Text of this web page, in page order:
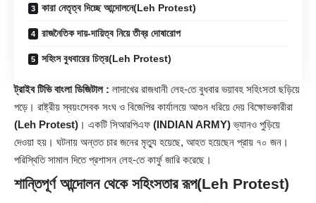
কারা নেতৃত্ব দিচ্ছে আন্দোলনে(Leh Protest)
রাজনৈতিক দায়-দায়িত্ব নিয়ে তীব্র দোষারোপ
সহিংস বুধবারের চিত্র(Leh Protest)
ট্রাইব টিভি বাংলা ডিজিটাল : লাদাখের রাজধানী লেহ-তে বুধবার ভয়াবহ সহিংসতা ছড়িয়ে
পড়ে। রাষ্ট্রীয় স্বয়ংসেবক সংঘ ও বিজেপির কার্যালয়ে আগুন ধরিয়ে দেয় বিক্ষোভকারীরা
(Leh Protest) । একটি সিআরপিএফ (INDIAN ARMY)ভ্যানও পুড়িয়ে
দেওয়া হয়। ঘটনায় অন্তত চার জনের মৃত্যু হয়েছে, আহত হয়েছেন প্রায় ৭০ জন।
পরিস্থিতি সামাল দিতে প্রশাসন লেহ-তেকার্ফুজারি করেছে।
শান্তিপূর্ণ আন্দোলন থেকে সহিংসতার রূপ(Leh Protest)